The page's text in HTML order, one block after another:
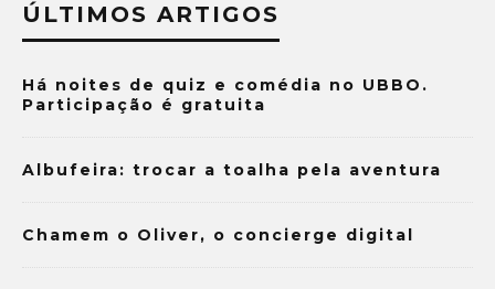
ÚLTIMOS ARTIGOS
Há noites de quiz e comédia no UBBO.
Participação é gratuita
Albufeira: trocar a toalha pela aventura
Chamem o Oliver, o concierge digital